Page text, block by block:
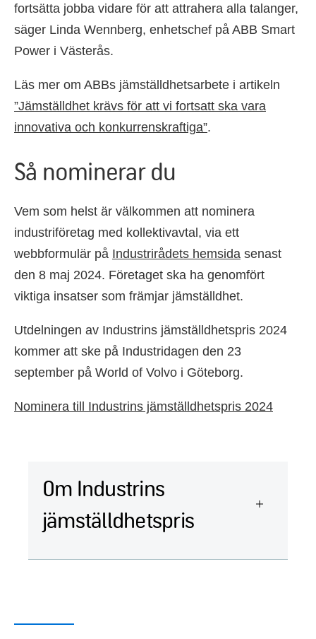
fortsätta jobba vidare för att attrahera alla talanger,
säger Linda Wennberg, enhetschef på ABB Smart
Power i Västerås.
Läs mer om ABBs jämställdhetsarbete i artikeln
”Jämställdhet krävs för att vi fortsatt ska vara
innovativa och konkurrenskraftiga”.
Så nominerar du
Vem som helst är välkommen att nominera
industriföretag med kollektivavtal, via ett
webbformulär på Industrirådets hemsida senast
den 8 maj 2024. Företaget ska ha genomfört
viktiga insatser som främjar jämställdhet.
Utdelningen av Industrins jämställdhetspris 2024
kommer att ske på Industridagen den 23
september på World of Volvo i Göteborg.
Nominera till Industrins jämställdhetspris 2024
Om Industrins
jämställdhetspris